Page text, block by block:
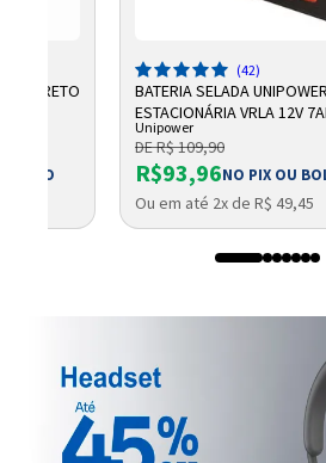
W9 PRETO
(42)
BATERIA SELADA UNIPOWER
ESTACIONÁRIA VRLA 12V
Unipower
DE R$ 109,90
R$93,96NO PIX OU
Ou em até 2x de R$ 49,45